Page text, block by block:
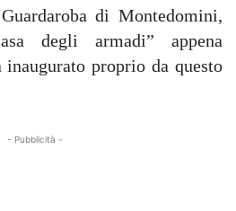
di Montedomini,
degli armadi” appena
inaugurato proprio da questo
- Pubblicità -